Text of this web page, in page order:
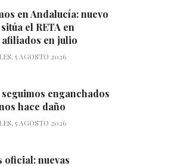
en Andalucía: nuevo
el RETA en
afiliados en julio
5 AGOSTO 2026
enganchados
hace daño
5 AGOSTO 2026
oficial: nuevas